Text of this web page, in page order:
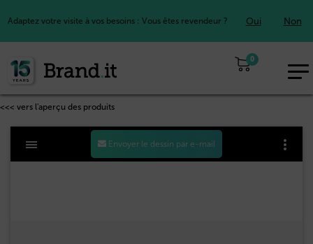
Adaptez votre visite à vos besoins : Vous êtes revendeur ? Oui Non
0
FR
<<< vers l'aperçu des produits
Envoyer le dessin par e-mail